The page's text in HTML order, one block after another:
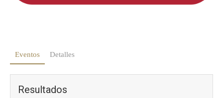
Eventos Detalles
Resultados